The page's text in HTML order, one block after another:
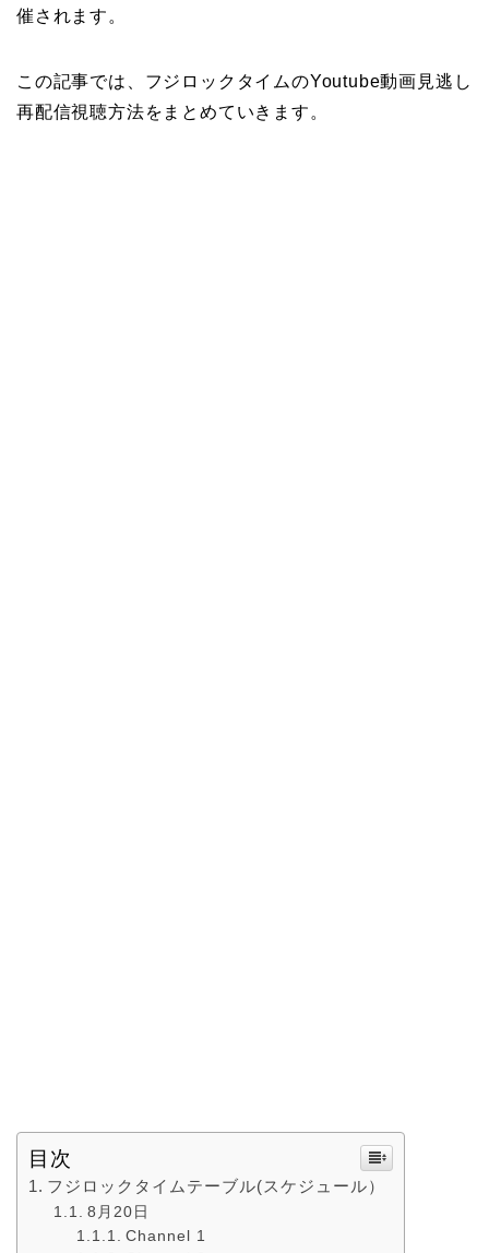
催されます。
この記事では、フジロックタイムのYoutube動画見逃し
再配信視聴方法をまとめていきます。
目次
フジロックタイムテーブル(スケジュール）
8月20日
Channel 1